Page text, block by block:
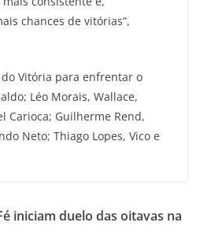
chances de vitórias”,
Vitória para enfrentar o
Léo Morais, Wallace,
Carioca; Guilherme Rend,
Neto; Thiago Lopes, Vico e
iniciam duelo das oitavas na